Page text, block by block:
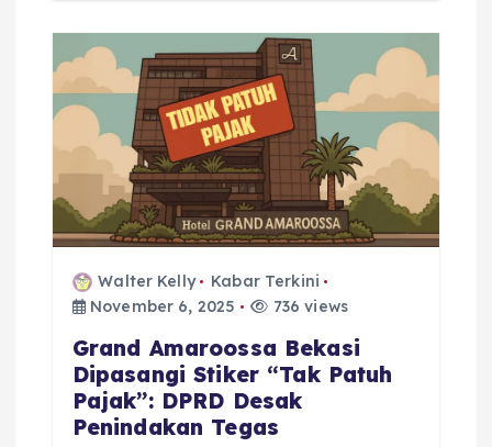
Walter Kelly
Kabar Terkini
November 6, 2025
736 views
Grand Amaroossa Bekasi
Dipasangi Stiker “Tak Patuh
Pajak”: DPRD Desak
Penindakan Tegas